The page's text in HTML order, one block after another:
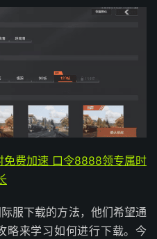
免费加速 口令8888领专属时
服下载的方法，他们希望通
略来学习如何进行下载。今